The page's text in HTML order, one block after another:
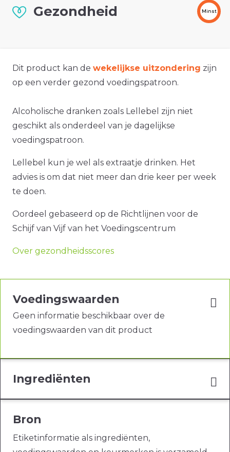
Gezondheid Minst
Dit product kan de wekelijkse uitzondering zijn
op een verder gezond voedingspatroon.
Alcoholische dranken zoals Lellebel zijn niet
geschikt als onderdeel van je dagelijkse
voedingspatroon.
Lellebel kun je wel als extraatje drinken. Het
advies is om dat niet meer dan drie keer per week
te doen.
Oordeel gebaseerd op de Richtlijnen voor de
Schijf van Vijf van het Voedingscentrum
Over gezondheidsscores
Voedingswaarden
Geen informatie beschikbaar over de
voedingswaarden van dit product
Ingrediënten
Bron
Etiketinformatie als ingrediënten,